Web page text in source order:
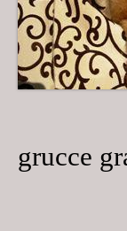
grucce